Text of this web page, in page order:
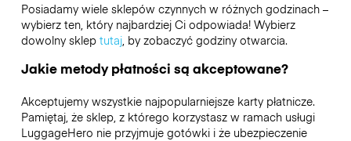
Posiadamy wiele sklepów czynnych w różnych godzinach –
wybierz ten, który najbardziej Ci odpowiada! Wybierz
dowolny sklep tutaj, by zobaczyć godziny otwarcia.
Jakie metody płatności są akceptowane?
Akceptujemy wszystkie najpopularniejsze karty płatnicze.
Pamiętaj, że sklep, z którego korzystasz w ramach usługi
LuggageHero nie przyjmuje gotówki i że ubezpieczenie